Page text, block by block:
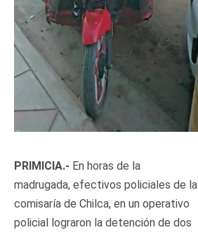
PRIMICIA.- En horas de la
madrugada, efectivos policiales de la
comisaría de Chilca, en un operativo
policial lograron la detención de dos